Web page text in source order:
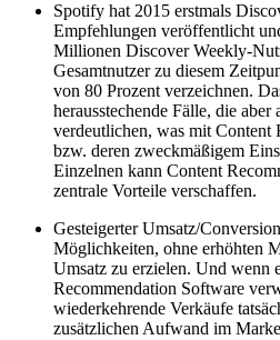
Spotify hat 2015 erstmals
Empfehlungen veröffentlicht
Millionen Discover Weekly-
Gesamtnutzer zu diesem
von 80 Prozent verzeichnen.
herausstechende Fälle, die
verdeutlichen, was mit Content
bzw. deren zweckmäßigem
Einzelnen kann Content
zentrale Vorteile verschaffen.
Gesteigerter Umsatz/
Möglichkeiten, ohne erhöhten
Umsatz zu erzielen. Und wenn
Recommendation Software
wiederkehrende Verkäufe
zusätzlichen Aufwand im